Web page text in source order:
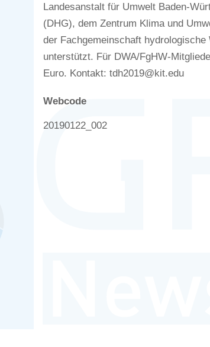
Landesanstalt für Umwelt Baden-
(DHG), dem Zentrum Klima und
der Fachgemeinschaft
unterstützt. Für DWA/FgHW-
Euro. Kontakt: tdh2019@kit.edu
Webcode
20190122_002